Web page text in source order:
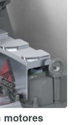
motores